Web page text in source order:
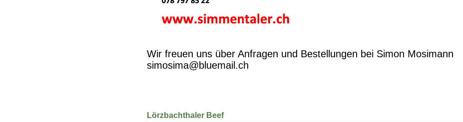
Wir freuen uns über Anfragen und Bestellungen bei Simon Mosimann
simosima@bluemail.ch
Lörzbachthaler Beef